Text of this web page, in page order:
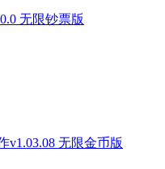
无限钞票版
v1.03.08 无限金币版